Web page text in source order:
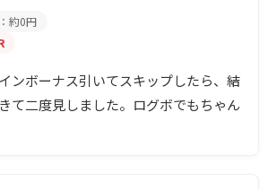
約0円
ンボーナス引いてスキップしたら、結
て二度見しました。ログボでもちゃん